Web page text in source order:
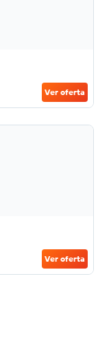
Ver oferta
Ver oferta